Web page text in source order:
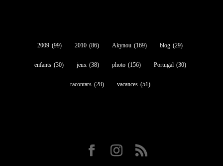
2009 (99) 2010 (86) Akynou (169) blog (29)
enfants (30) jeux (38) photo (156) Portugal (30)
racontars (28) vacances (51)